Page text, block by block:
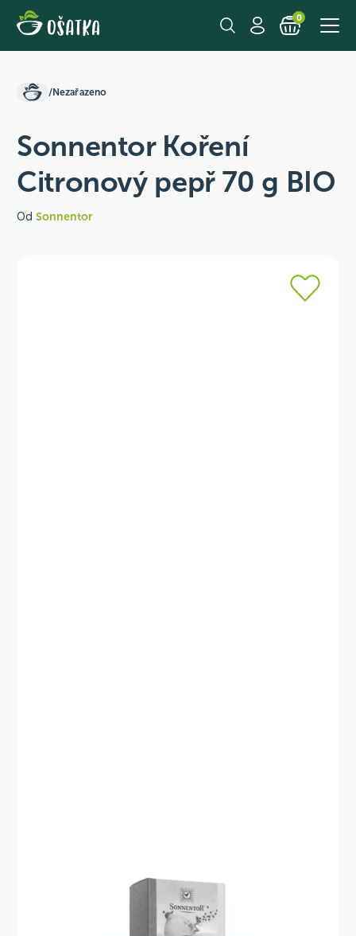
0
/Nezařazeno
Sonnentor Koření
Citronový pepř 70 g BIO
Od Sonnentor